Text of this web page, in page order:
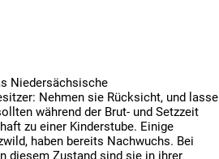
Niedersächsische
Nehmen sie Rücksicht, und
während der Brut- und Setzzeit
zu einer Kinderstube. Einige
haben bereits Nachwuchs. Bei
diesem Zustand sind sie in ihrer